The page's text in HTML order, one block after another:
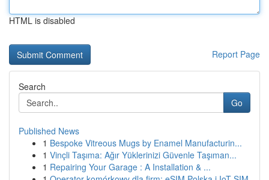
HTML is disabled
Report Page
Search
Go
Published News
1 Bespoke Vitreous Mugs by Enamel Manufacturin...
1 Vinçli Taşıma: Ağır Yüklerinizi Güvenle Taşıman...
1 Repairing Your Garage : A Installation & ...